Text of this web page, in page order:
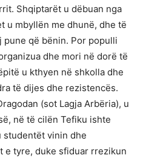
Shqiptarët u dëbuan nga
u mbyllën me dhunë, dhe të
që bënin. Por populli
dhe mori në dorë të
u kthyen në shkolla dhe
të dijes dhe rezistencës.
(sot Lagja Arbëria), u
në të cilën Tefiku ishte
studentët vinin dhe
e tyre, duke sfiduar rrezikun